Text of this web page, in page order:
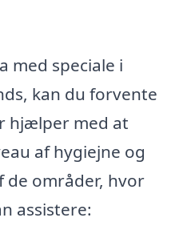
med speciale i
kan du forvente
hjælper med at
af hygiejne og
de områder, hvor
assistere: